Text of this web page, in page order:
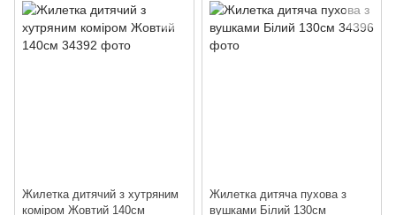
Жилетка дитячий з хутряним
коміром Жовтий 140см
Жилетка дитяча пухова з
вушками Білий 130см